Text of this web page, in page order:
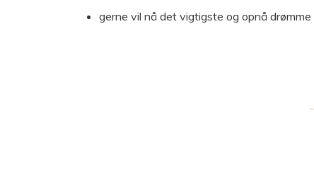
gerne vil nå det vigtigste og opnå drømme